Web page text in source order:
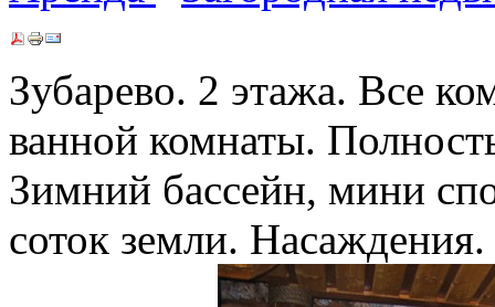
Зубарево. 2 этажа. Все
ванной комнаты.
Зимний бассейн, мини
соток земли.